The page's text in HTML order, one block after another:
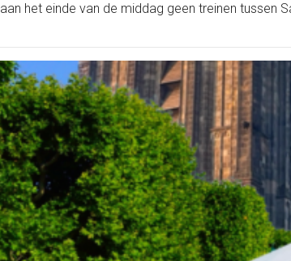
het einde van de middag geen treinen tussen